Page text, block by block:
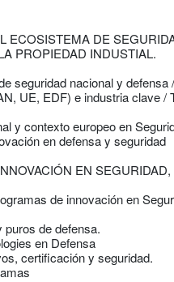
ECOSISTEMA DE
PROPIEDAD INDUSTIAL.
seguridad nacional y
UE, EDF) e industria clave
y contexto europeo en
en defensa y seguridad
EN
de innovación en
puros de defensa.
en Defensa
certificación y seguridad.